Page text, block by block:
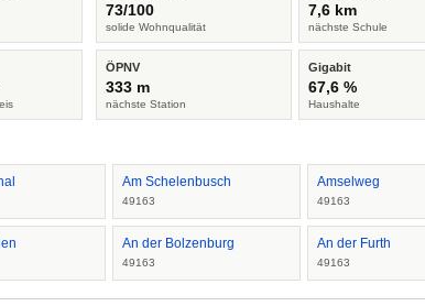
73/100
solide Wohnqualität
7,6 km
nächste Schule
ÖPNV
333 m
nächste Station
Gigabit
67,6 %
Haushalte
Am Schelenbusch
49163
Amselweg
49163
An der Bolzenburg
49163
An der Furth
49163